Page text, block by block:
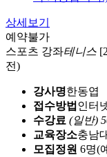
상세보기
예약불가
스포츠 강좌테니스
전)
강사명한동엽
접수방법 인터
수강료 (일반)
교육장소충남
모집정원 6명(